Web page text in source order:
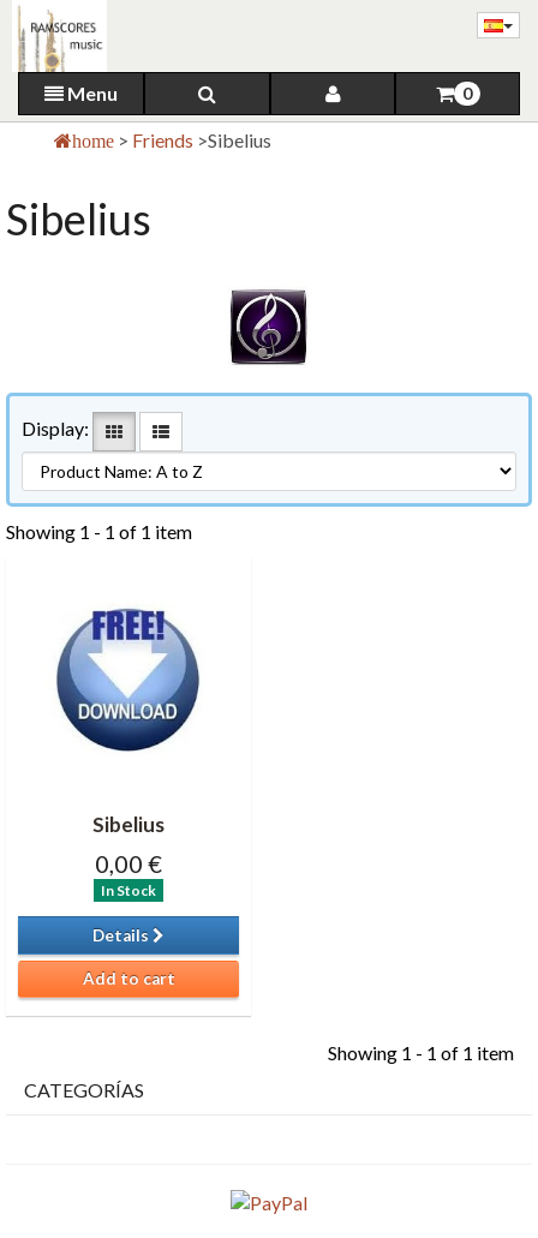
Menu 0
home > Friends >Sibelius
Sibelius
Display:
Showing 1 - 1 of 1 item
Sibelius
0,00 €
In Stock
Details
Add to cart
Showing 1 - 1 of 1 item
CATEGORÍAS